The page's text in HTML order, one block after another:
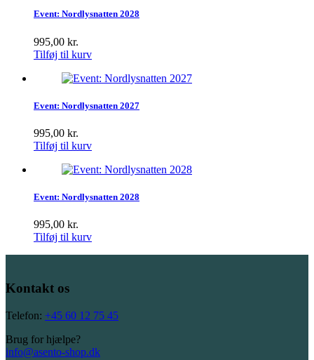
Event: Nordlysnatten 2028
995,00 kr.
Tilføj til kurv
Event: Nordlysnatten 2027
995,00 kr.
Tilføj til kurv
Event: Nordlysnatten 2028
995,00 kr.
Tilføj til kurv
Kontakt os
Telefon: +45 60 12 75 45
Brug for hjælpe?
info@asento-shop.dk